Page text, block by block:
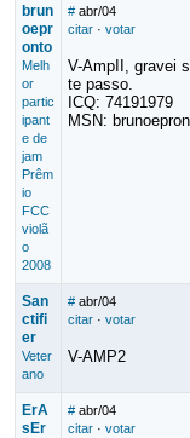
brun
oepr
onto
Melh
or
partic
ipant
e de
jam
Prêm
io
FCC
violã
o
2008
# abr/04
citar· votar
V-AmpII, gravei
te passo.
ICQ: 74191979
MSN:
San
ctifi
er
Veter
ano
# abr/04
citar· votar
V-AMP2
ErA
sEr
# abr/04
citar· votar